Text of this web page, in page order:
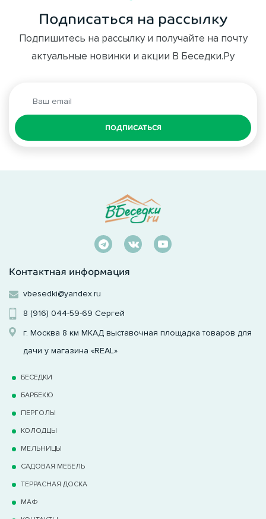
Подписаться на рассылку
Подпишитесь на рассылку и получайте на почту
актуальные новинки и акции В Беседки.Ру
ПОДПИСАТЬСЯ
Контактная информация
vbesedki@yandex.ru
8 (916) 044-59-69 Сергей
г. Москва 8 км МКАД выставочная площадка товаров для
дачи у магазина «REAL»
БЕСЕДКИ
БАРБЕКЮ
ПЕРГОЛЫ
КОЛОДЦЫ
МЕЛЬНИЦЫ
САДОВАЯ МЕБЕЛЬ
ТЕРРАCНАЯ ДОСКА
МАФ